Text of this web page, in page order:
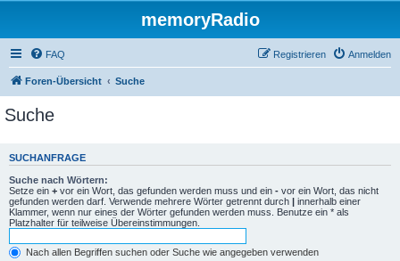
memoryRadio
FAQ Anmelden
Registrieren
Foren-Übersicht Suche
Suche
SUCHANFRAGE
Suche nach Wörtern:
Setze ein + vor ein Wort, das gefunden werden muss und ein - vor ein Wort, das nicht
gefunden werden darf. Verwende mehrere Wörter getrennt durch | innerhalb einer
Klammer, wenn nur eines der Wörter gefunden werden muss. Benutze ein * als
Platzhalter für teilweise Übereinstimmungen.
Nach allen Begriffen suchen oder Suche wie angegeben verwenden